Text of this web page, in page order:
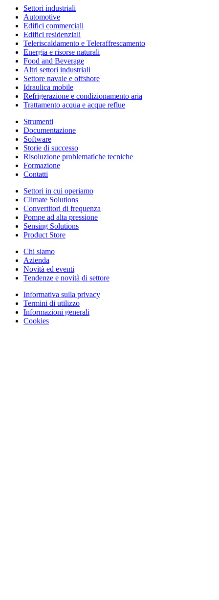
Settori industriali
Automotive
Edifici commerciali
Edifici residenziali
Teleriscaldamento e Teleraffrescamento
Energia e risorse naturali
Food and Beverage
Altri settori industriali
Settore navale e offshore
Idraulica mobile
Refrigerazione e condizionamento aria
Trattamento acqua e acque reflue
Strumenti
Documentazione
Software
Storie di successo
Risoluzione problematiche tecniche
Formazione
Contatti
Settori in cui operiamo
Climate Solutions
Convertitori di frequenza
Pompe ad alta pressione
Sensing Solutions
Product Store
Chi siamo
Azienda
Novità ed eventi
Tendenze e novità di settore
Informativa sulla privacy
Termini di utilizzo
Informazioni generali
Cookies